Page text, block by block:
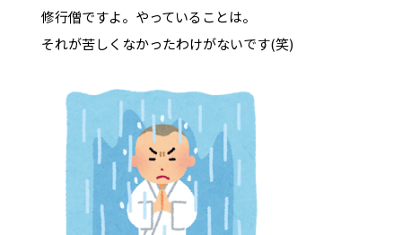
修行僧ですよ。やっていることは。
それが苦しくなかったわけがないです(笑)